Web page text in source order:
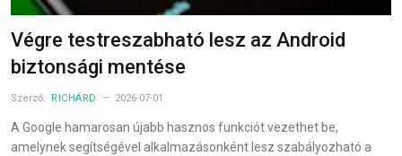
Végre testreszabható lesz az Android
biztonsági mentése
Szerző: RICHÁRD 2026-07-01
A Google hamarosan újabb hasznos funkciót vezethet be,
amelynek segítségével alkalmazásonként lesz szabályozható a